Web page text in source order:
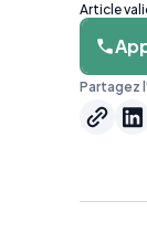
Article
Partagez